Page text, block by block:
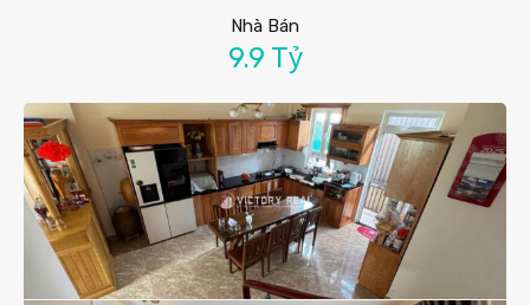
Nhà Bán
9.9 Tỷ